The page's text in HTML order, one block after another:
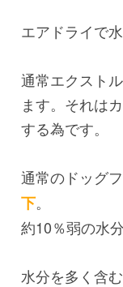
エアドライで
通常エクスト
ます。それは
する為です。
通常のドッグ
下。
約10％弱の水
水分を多く含